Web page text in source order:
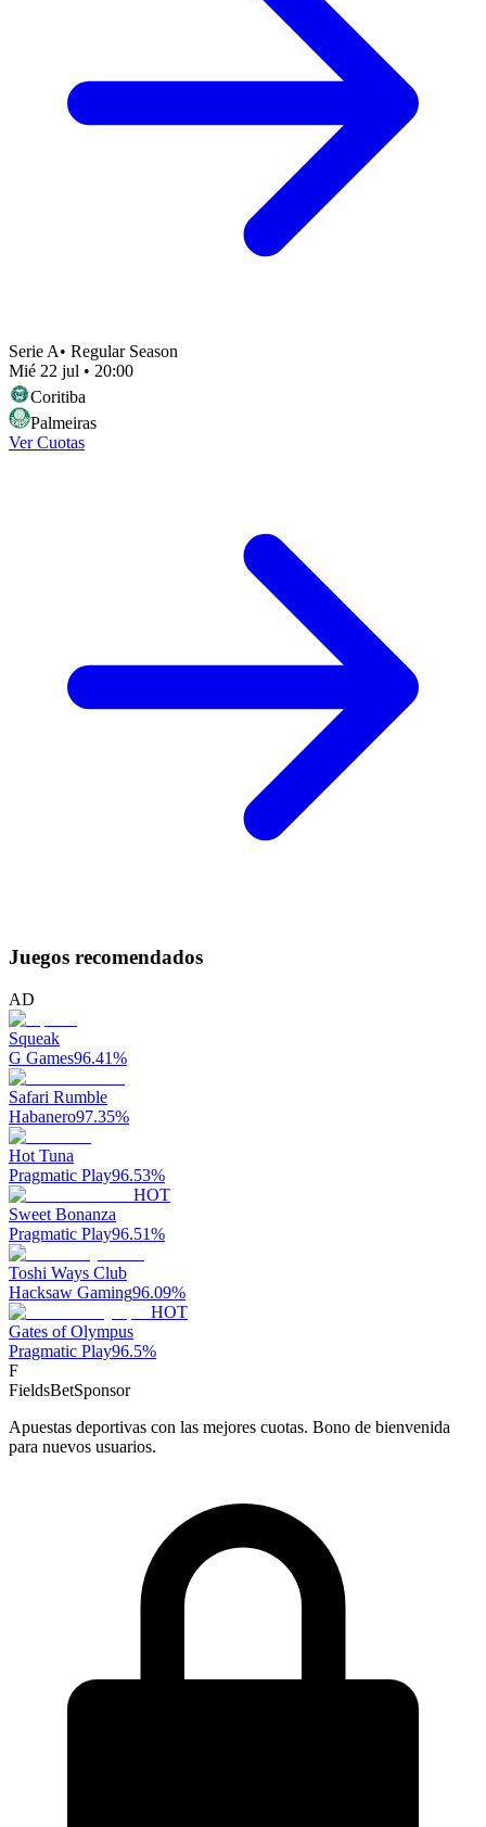
Serie A• Regular Season
Mié 22 jul • 20:00
Coritiba
Palmeiras
Ver Cuotas
Juegos recomendados
AD
Squeak
G Games96.41%
Safari Rumble
Habanero97.35%
Hot Tuna
Pragmatic Play96.53%
HOT
Sweet Bonanza
Pragmatic Play96.51%
Toshi Ways Club
Hacksaw Gaming96.09%
HOT
Gates of Olympus
Pragmatic Play96.5%
F
FieldsBetSponsor
Apuestas deportivas con las mejores cuotas. Bono de bienvenida
para nuevos usuarios.